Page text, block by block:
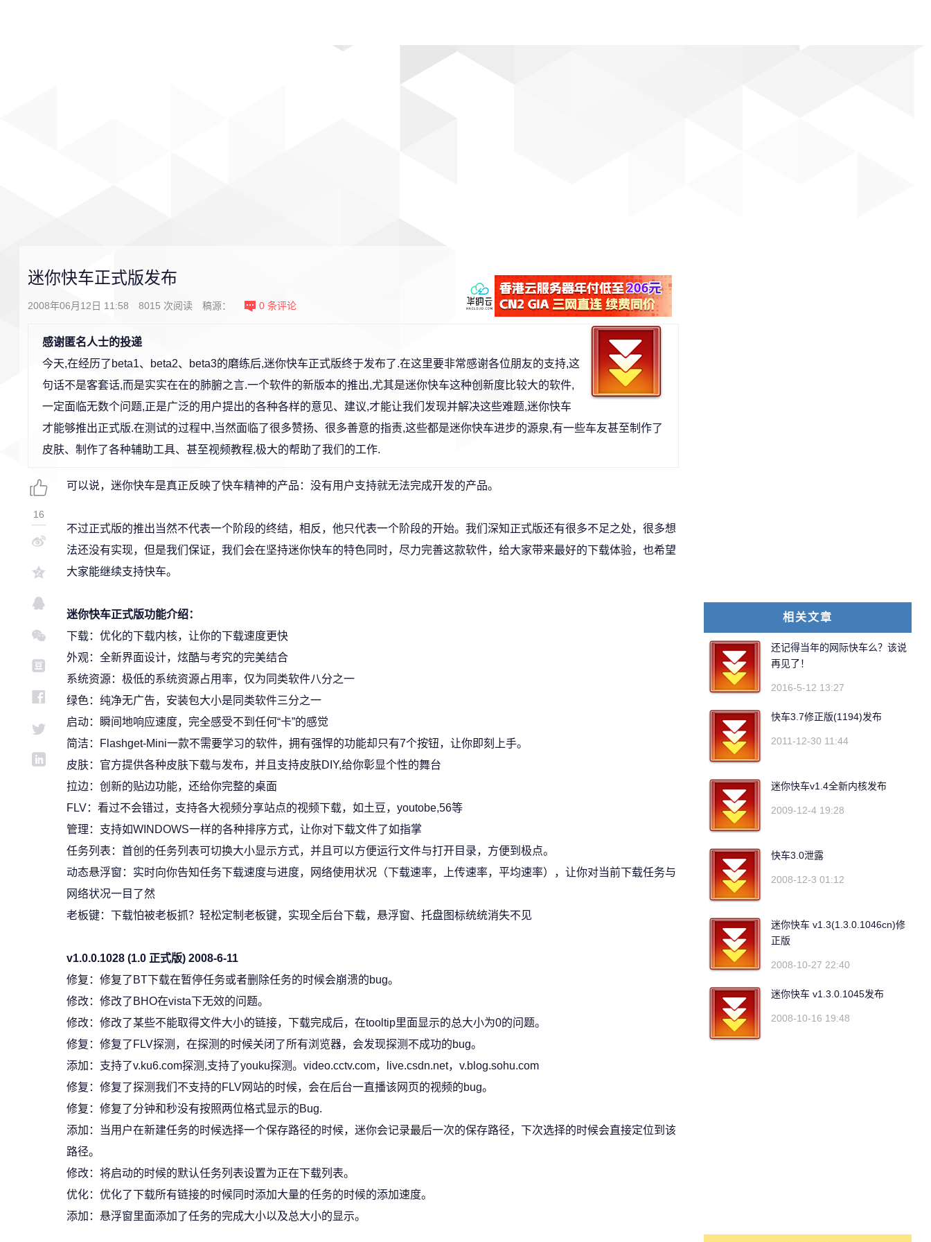
迷你快车正式版发布
2008年06月12日 11:58 8015 次阅读 稿源： 0 条评论
感谢匿名人士的投递
今天,在经历了beta1、beta2、beta3的磨练后,迷你快车正式版终于发布了.在这里要非常感谢各位朋友的支持,这
句话不是客套话,而是实实在在的肺腑之言.一个软件的新版本的推出,尤其是迷你快车这种创新度比较大的软件,
一定面临无数个问题,正是广泛的用户提出的各种各样的意见、建议,才能让我们发现并解决这些难题,迷你快车
才能够推出正式版.在测试的过程中,当然面临了很多赞扬、很多善意的指责,这些都是迷你快车进步的源泉,有一些车友甚至制作了
皮肤、制作了各种辅助工具、甚至视频教程,极大的帮助了我们的工作.
可以说，迷你快车是真正反映了快车精神的产品：没有用户支持就无法完成开发的产品。
不过正式版的推出当然不代表一个阶段的终结，相反，他只代表一个阶段的开始。我们深知正式版还有很多不足之处，很多想
法还没有实现，但是我们保证，我们会在坚持迷你快车的特色同时，尽力完善这款软件，给大家带来最好的下载体验，也希望
大家能继续支持快车。
迷你快车正式版功能介绍：
下载：优化的下载内核，让你的下载速度更快
外观：全新界面设计，炫酷与考究的完美结合
系统资源：极低的系统资源占用率，仅为同类软件八分之一
绿色：纯净无广告，安装包大小是同类软件三分之一
启动：瞬间地响应速度，完全感受不到任何“卡”的感觉
简洁：Flashget-Mini一款不需要学习的软件，拥有强悍的功能却只有7个按钮，让你即刻上手。
皮肤：官方提供各种皮肤下载与发布，并且支持皮肤DIY,给你彰显个性的舞台
拉边：创新的贴边功能，还给你完整的桌面
FLV：看过不会错过，支持各大视频分享站点的视频下载，如土豆，youtobe,56等
管理：支持如WINDOWS一样的各种排序方式，让你对下载文件了如指掌
任务列表：首创的任务列表可切换大小显示方式，并且可以方便运行文件与打开目录，方便到极点。
动态悬浮窗：实时向你告知任务下载速度与进度，网络使用状况（下载速率，上传速率，平均速率），让你对当前下载任务与
网络状况一目了然
老板键：下载怕被老板抓？轻松定制老板键，实现全后台下载，悬浮窗、托盘图标统统消失不见
v1.0.0.1028 (1.0 正式版) 2008-6-11
修复：修复了BT下载在暂停任务或者删除任务的时候会崩溃的bug。
修改：修改了BHO在vista下无效的问题。
修改：修改了某些不能取得文件大小的链接，下载完成后，在tooltip里面显示的总大小为0的问题。
修复：修复了FLV探测，在探测的时候关闭了所有浏览器，会发现探测不成功的bug。
添加：支持了v.ku6.com探测,支持了youku探测。video.cctv.com，live.csdn.net，v.blog.sohu.com
修复：修复了探测我们不支持的FLV网站的时候，会在后台一直播该网页的视频的bug。
修复：修复了分钟和秒没有按照两位格式显示的Bug.
添加：当用户在新建任务的时候选择一个保存路径的时候，迷你会记录最后一次的保存路径，下次选择的时候会直接定位到该
路径。
修改：将启动的时候的默认任务列表设置为正在下载列表。
优化：优化了下载所有链接的时候同时添加大量的任务的时候的添加速度。
添加：悬浮窗里面添加了任务的完成大小以及总大小的显示。
16
相关文章
还记得当年的网际快车么？该说
再见了！
2016-5-12 13:27
快车3.7修正版(1194)发布
2011-12-30 11:44
迷你快车v1.4全新内核发布
2009-12-4 19:28
快车3.0泄露
2008-12-3 01:12
迷你快车 v1.3(1.3.0.1046cn)修
正版
2008-10-27 22:40
迷你快车 v1.3.0.1045发布
2008-10-16 19:48